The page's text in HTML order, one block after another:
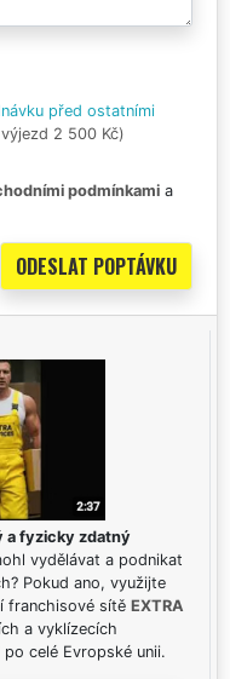
před ostatními
2 500 Kč)
podmínkami a
a fyzicky zdatný
vydělávat a podnikat
Pokud ano, využijte
franchisové sítě EXTRA
a vyklízecích
celé Evropské unii.